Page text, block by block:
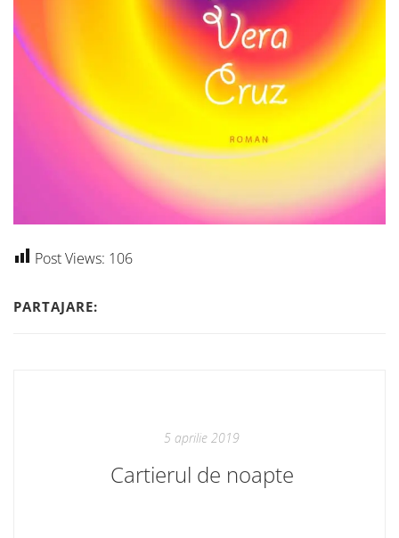
Post Views: 106
PARTAJARE:
5 aprilie 2019
Cartierul de noapte